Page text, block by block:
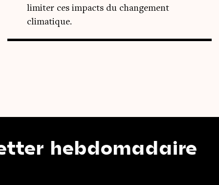
limiter ces impacts du changement
climatique.